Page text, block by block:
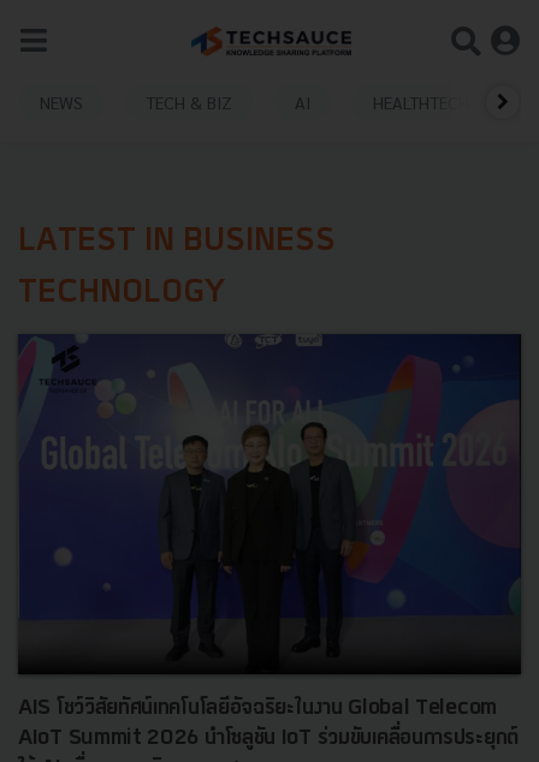
NEWS TECH & BIZ AI HEALTHTECH
LATEST IN BUSINESS
TECHNOLOGY
AIS โชว์วิสัยทัศน์เทคโนโลยีอัจฉริยะในงาน Global Telecom
AIoT Summit 2026 นำโซลูชัน IoT ร่วมขับเคลื่อนการประยุกต์